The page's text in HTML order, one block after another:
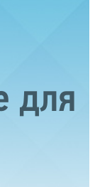
для